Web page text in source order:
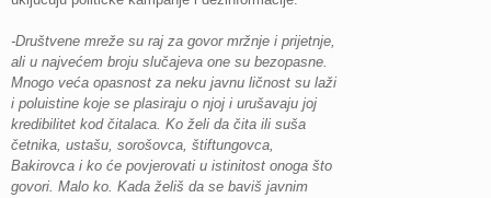
-Društvene mreže su raj za govor mržnje i prijetnje,
ali u najvećem broju slučajeva one su bezopasne.
Mnogo veća opasnost za neku javnu ličnost su laži
i poluistine koje se plasiraju o njoj i urušavaju joj
kredibilitet kod čitalaca. Ko želi da čita ili suša
četnika, ustašu, sorošovca, štiftungovca,
Bakirovca i ko će povjerovati u istinitost onoga što
govori. Malo ko. Kada želiš da se baviš javnim